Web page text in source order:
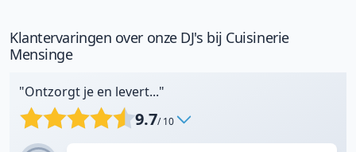
Klantervaringen over onze DJ's bij Cuisinerie
Mensinge
"Ontzorgt je en levert..."
9.7/ 10